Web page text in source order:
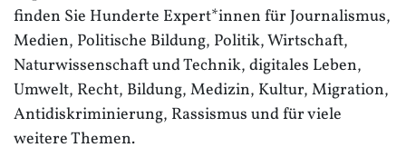
finden Sie Hunderte Expert*innen für Journalismus,
Medien, Politische Bildung, Politik, Wirtschaft,
Naturwissenschaft und Technik, digitales Leben,
Umwelt, Recht, Bildung, Medizin, Kultur, Migration,
Antidiskriminierung, Rassismus und für viele
weitere Themen.